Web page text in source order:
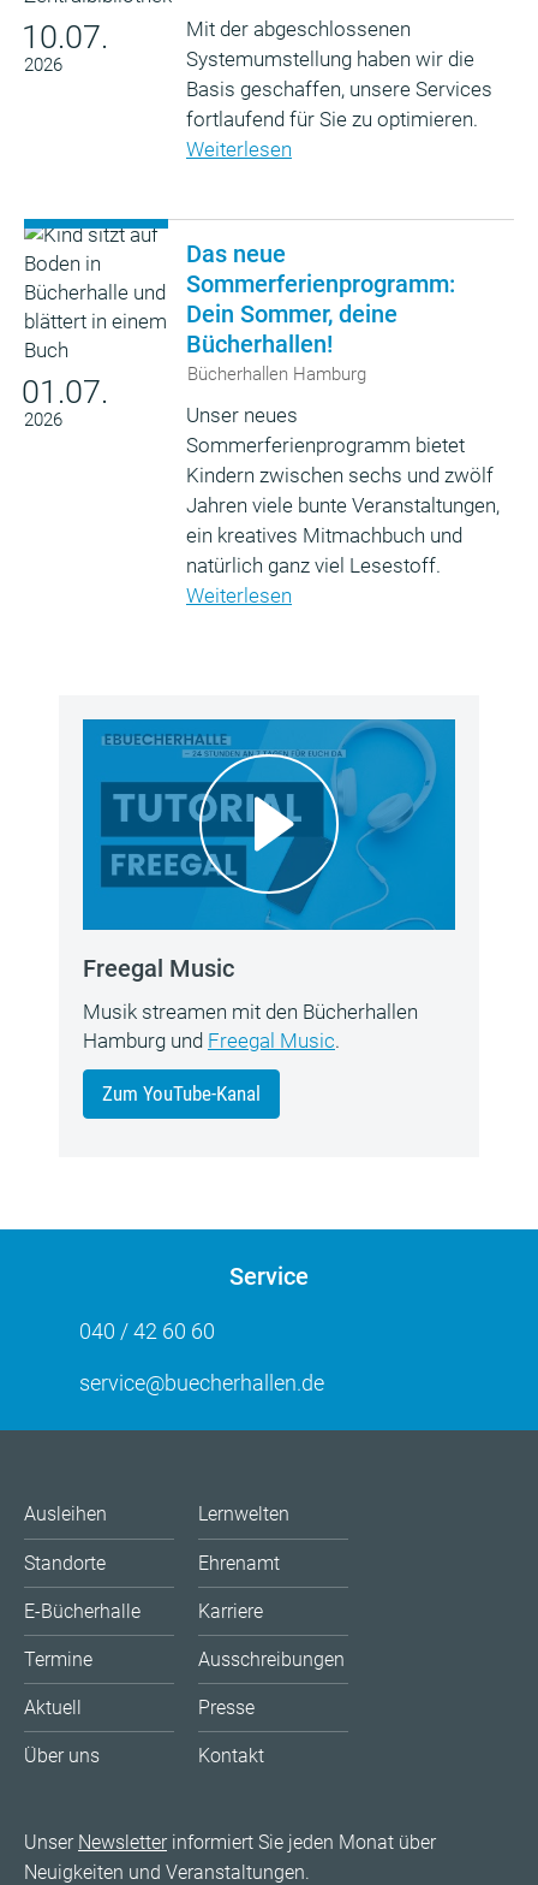
10.07.
2026
Mit der abgeschlossenen
Systemumstellung haben wir die
Basis geschaffen, unsere Services
fortlaufend für Sie zu optimieren.
Weiterlesen
01.07.
2026
Das neue
Sommerferienprogramm:
Dein Sommer, deine
Bücherhallen!
Bücherhallen Hamburg
Unser neues
Sommerferienprogramm bietet
Kindern zwischen sechs und zwölf
Jahren viele bunte Veranstaltungen,
ein kreatives Mitmachbuch und
natürlich ganz viel Lesestoff.
Weiterlesen
Freegal Music
Musik streamen mit den Bücherhallen
Hamburg und Freegal Music.
Zum YouTube-Kanal
Service
040 / 42 60 60
service@buecherhallen.de
Ausleihen
Standorte
E-Bücherhalle
Termine
Aktuell
Über uns
Lernwelten
Ehrenamt
Karriere
Ausschreibungen
Presse
Kontakt
Unser Newsletterinformiert Sie jeden Monat über
Neuigkeiten und Veranstaltungen.